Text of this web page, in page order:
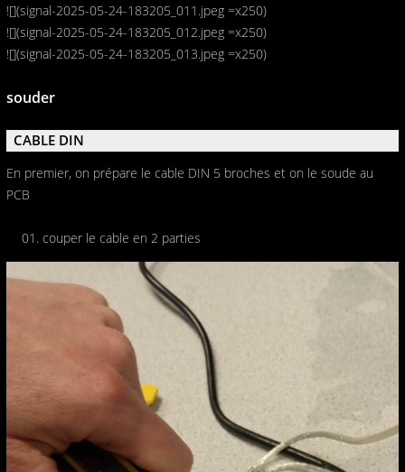
![](signal-2025-05-24-183205_011.jpeg =x250)
![](signal-2025-05-24-183205_012.jpeg =x250)
![](signal-2025-05-24-183205_013.jpeg =x250)
souder
CABLE DIN
En premier, on prépare le cable DIN 5 broches et on le soude au
PCB
couper le cable en 2 parties